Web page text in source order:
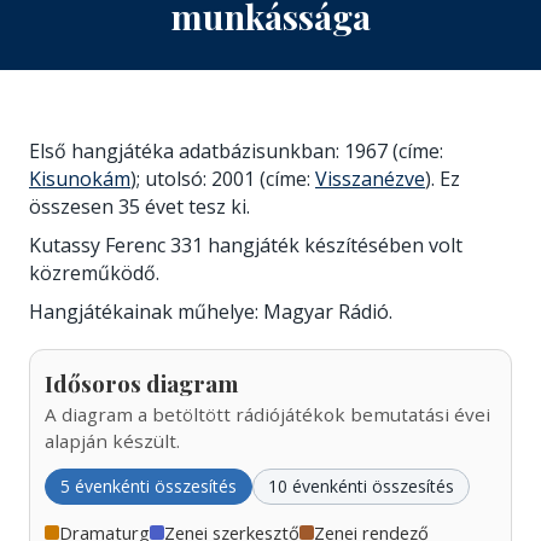
munkássága
Első hangjátéka adatbázisunkban: 1967 (címe:
Kisunokám); utolsó: 2001 (címe: Visszanézve). Ez
összesen 35 évet tesz ki.
Kutassy Ferenc 331 hangjáték készítésében volt
közreműködő.
Hangjátékainak műhelye: Magyar Rádió.
Idősoros diagram
A diagram a betöltött rádiójátékok bemutatási évei
alapján készült.
5 évenkénti összesítés 10 évenkénti összesítés
Dramaturg Zenei szerkesztő
Zenei rendező